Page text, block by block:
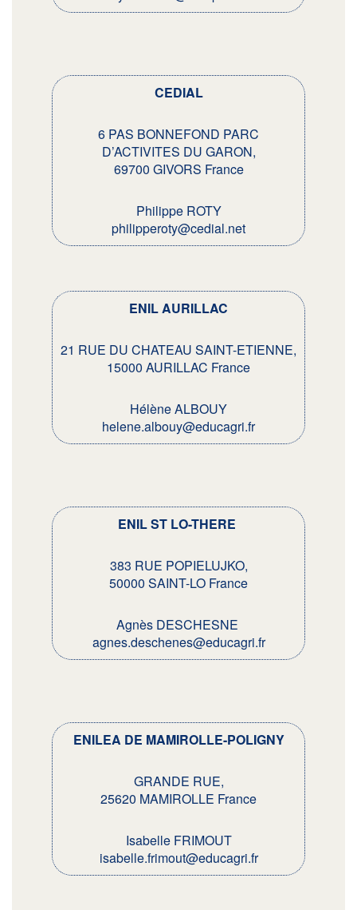
CEDIAL
6 PAS BONNEFOND PARC
D’ACTIVITES DU GARON,
69700 GIVORS France
Philippe ROTY
philipperoty@cedial.net
ENIL AURILLAC
21 RUE DU CHATEAU SAINT-ETIENNE,
15000 AURILLAC France
Hélène ALBOUY
helene.albouy@educagri.fr
ENIL ST LO-THERE
383 RUE POPIELUJKO,
50000 SAINT-LO France
Agnès DESCHESNE
agnes.deschenes@educagri.fr
ENILEA DE MAMIROLLE-POLIGNY
GRANDE RUE,
25620 MAMIROLLE France
Isabelle FRIMOUT
isabelle.frimout@educagri.fr